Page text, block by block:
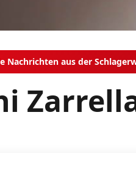
Nachrichten aus der